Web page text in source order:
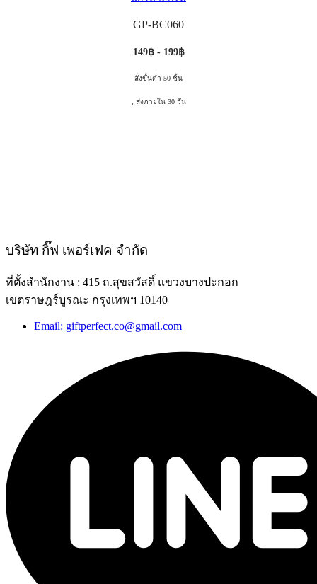
GP-BC060
149฿ - 199฿
สั่งขั้นต่ำ 50 ชิ้น
, ส่งภายใน 30 วัน
บริษัท กิ๊ฟ เพอร์เฟค จำกัด
ที่ตั้งสำนักงาน : 415 ถ.สุขสวัสดิ์ แขวงบางปะกอก
เขตราษฎร์บูรณะ กรุงเทพฯ 10140
Email: giftperfect.co@gmail.com